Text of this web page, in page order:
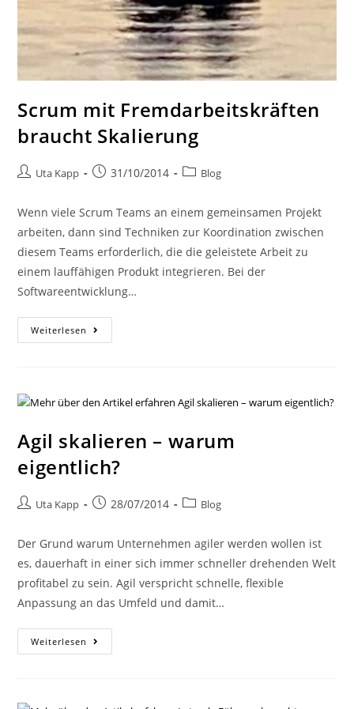
Scrum mit Fremdarbeitskräften
braucht Skalierung
Uta Kapp 31/10/2014 Blog
Wenn viele Scrum Teams an einem gemeinsamen Projekt
arbeiten, dann sind Techniken zur Koordination zwischen
diesem Teams erforderlich, die die geleistete Arbeit zu
einem lauffähigen Produkt integrieren. Bei der
Softwareentwicklung…
Weiterlesen
Agil skalieren – warum
eigentlich?
Uta Kapp 28/07/2014 Blog
Der Grund warum Unternehmen agiler werden wollen ist
es, dauerhaft in einer sich immer schneller drehenden Welt
profitabel zu sein. Agil verspricht schnelle, flexible
Anpassung an das Umfeld und damit…
Weiterlesen